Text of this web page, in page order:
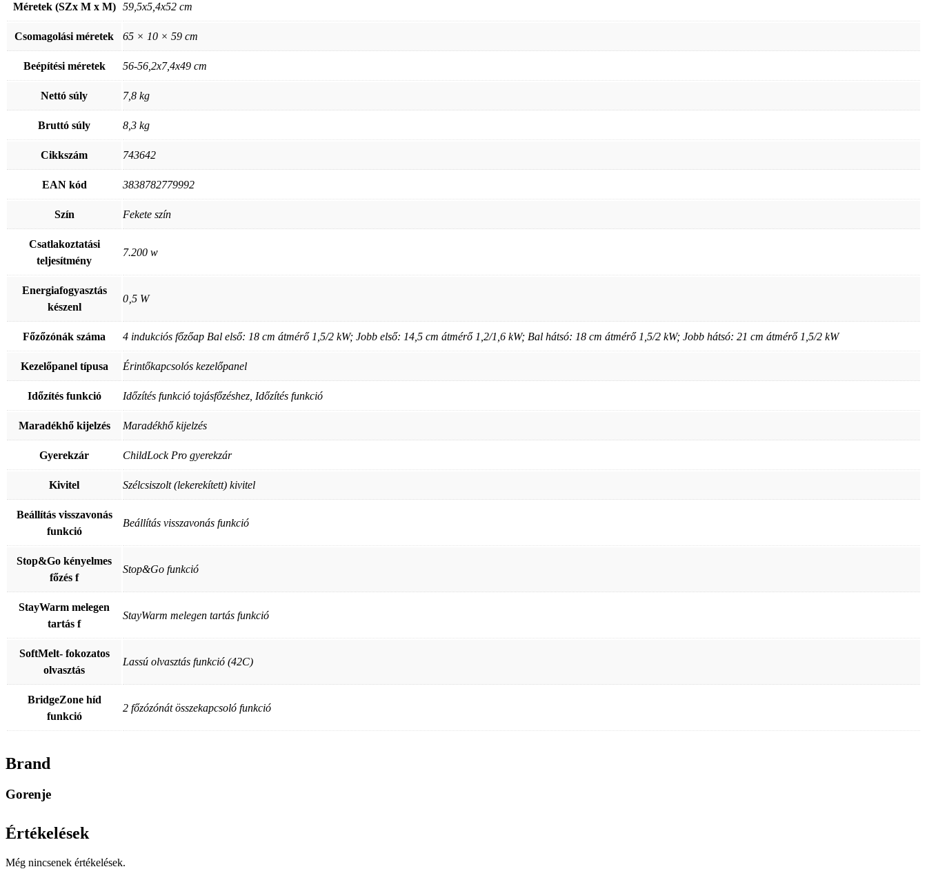
Méretek (SZx M x M) 59,5x5,4x52 cm
Csomagolási méretek 65 × 10 × 59 cm
Beépítési méretek 56-56,2x7,4x49 cm
Nettó súly 7,8 kg
Bruttó súly 8,3 kg
Cikkszám 743642
EAN kód 3838782779992
Szín Fekete szín
Csatlakoztatási
teljesítmény
7.200 w
Energiafogyasztás
készenl
0‚5 W
Főzőzónák száma 4 indukciós főzőap Bal első: 18 cm átmérő 1,5/2 kW; Jobb első: 14,5 cm átmérő 1,2/1,6 kW; Bal hátsó: 18 cm átmérő 1,5/2 kW; Jobb hátsó: 21 cm átmérő 1,5/2 kW
Kezelőpanel típusa Érintőkapcsolós kezelőpanel
Időzítés funkció Időzítés funkció tojásfőzéshez, Időzítés funkció
Maradékhő kijelzés Maradékhő kijelzés
Gyerekzár ChildLock Pro gyerekzár
Kivitel Szélcsiszolt (lekerekített) kivitel
Beállítás visszavonás
funkció
Beállítás visszavonás funkció
Stop&Go kényelmes
főzés f
Stop&Go funkció
StayWarm melegen
tartás f
StayWarm melegen tartás funkció
SoftMelt- fokozatos
olvasztás
Lassú olvasztás funkció (42C)
BridgeZone híd
funkció
2 főzózónát összekapcsoló funkció
Brand
Gorenje
Értékelések
Még nincsenek értékelések.